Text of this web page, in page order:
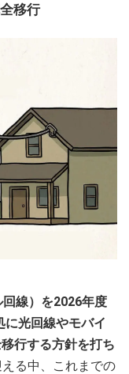
移行
線）を2026年度
光回線やモバイ
行する方針を打ち
る中、これまでの